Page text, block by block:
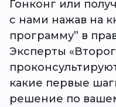
Гонконг или
с нами нажав на
программу” в
Эксперты
какие первые
решение по